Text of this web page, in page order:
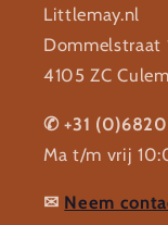
Littlemay.nl
Dommelstraat
4105 ZC
✆ +31
Ma t/m vrij
✉ Neem